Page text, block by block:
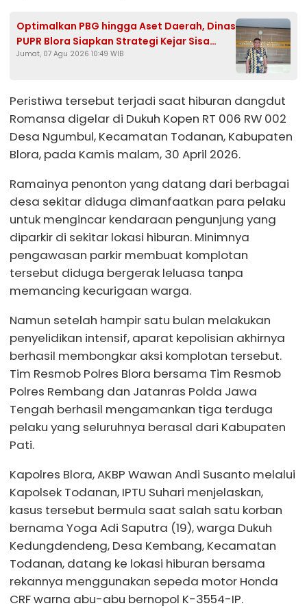
Optimalkan PBG hingga Aset Daerah, Dinas
PUPR Blora Siapkan Strategi Kejar Sisa
Target PAD Rp557 Juta
Jumat, 07 Agu 2026 10:49 WIB
Peristiwa tersebut terjadi saat hiburan dangdut
Romansa digelar di Dukuh Kopen RT 006 RW 002
Desa Ngumbul, Kecamatan Todanan, Kabupaten
Blora, pada Kamis malam, 30 April 2026.
Ramainya penonton yang datang dari berbagai
desa sekitar diduga dimanfaatkan para pelaku
untuk mengincar kendaraan pengunjung yang
diparkir di sekitar lokasi hiburan. Minimnya
pengawasan parkir membuat komplotan
tersebut diduga bergerak leluasa tanpa
memancing kecurigaan warga.
Namun setelah hampir satu bulan melakukan
penyelidikan intensif, aparat kepolisian akhirnya
berhasil membongkar aksi komplotan tersebut.
Tim Resmob Polres Blora bersama Tim Resmob
Polres Rembang dan Jatanras Polda Jawa
Tengah berhasil mengamankan tiga terduga
pelaku yang seluruhnya berasal dari Kabupaten
Pati.
Kapolres Blora, AKBP Wawan Andi Susanto melalui
Kapolsek Todanan, IPTU Suhari menjelaskan,
kasus tersebut bermula saat salah satu korban
bernama Yoga Adi Saputra (19), warga Dukuh
Kedungdendeng, Desa Kembang, Kecamatan
Todanan, datang ke lokasi hiburan bersama
rekannya menggunakan sepeda motor Honda
CRF warna abu-abu bernopol K-3554-IP.